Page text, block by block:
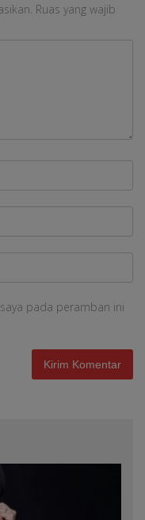
Ruas yang wajib
pada peramban ini